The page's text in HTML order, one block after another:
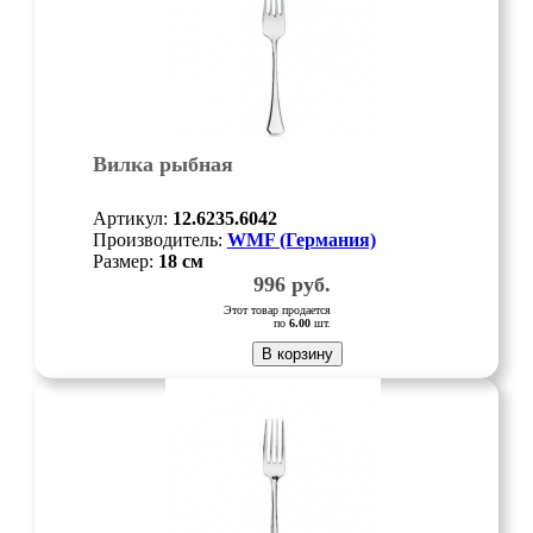
Вилка рыбная
Артикул: 12.6235.6042
Производитель: WMF (Германия)
Размер: 18см
996руб.
Этот товар продается
по 6.00шт.
В корзину